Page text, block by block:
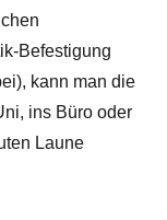
Befestigung
kann man die
ins Büro oder
Laune